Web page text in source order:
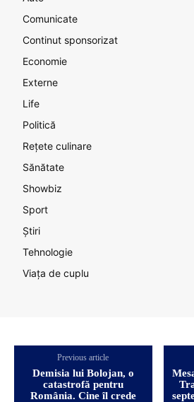
Comunicate
Continut sponsorizat
Economie
Externe
Life
Politică
Rețete culinare
Sănătate
Showbiz
Sport
Știri
Tehnologie
Viața de cuplu
Previous article
Demisia lui Bolojan, o
catastrofă pentru
România. Cine îl crede